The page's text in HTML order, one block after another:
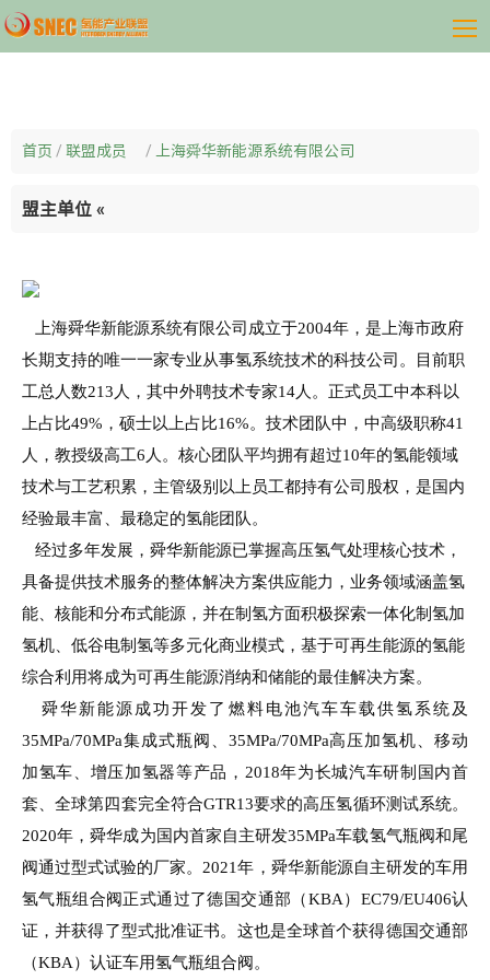
首页 / 联盟成员 / 上海舜华新能源系统有限公司
盟主单位 «
上海舜华新能源系统有限公司成立于2004年，是上海市政府
长期支持的唯一一家专业从事氢系统技术的科技公司。目前职
工总人数213 人，其中外聘技术专家14人。正式员工中本科以
上占比49% ，硕士以上占比16%。技术团队中，中高级职称41
人，教授级高工6 人。核心团队平均拥有超过10年的氢能领域
技术与工艺积累，主管级别以上员工都持有公司股权，是国内
经验最丰富、最稳定的氢能团队。
经过多年发展，舜华新能源已掌握高压氢气处理核心技术，
具备提供技术服务的整体解决方案供应能力，业务领域涵盖氢
能、核能和分布式能源，并在制氢方面积极探索一体化制氢加
氢机、低谷电制氢等多元化商业模式，基于可再生能源的氢能
综合利用将成为可再生能源消纳和储能的最佳解决方案。
舜华新能源成功开发了燃料电池汽车车载供氢系统及
35MPa/70MPa集成式瓶阀、 35MPa/70MPa高压加氢机、移动
加氢车、增压加氢器等产品， 2018年为长城汽车研制国内首
套、全球第四套完全符合GTR13要求的高压氢循环测试系统。
2020年，舜华成为国内首家自主研发35MPa车载氢气瓶阀和尾
阀通过型式试验的厂家。2021年，舜华新能源自主研发的车用
氢气瓶组合阀正式通过了德国交通部（KBA）EC79/EU406认
证，并获得了型式批准证书。这也是全球首个获得德国交通部
（KBA）认证车用氢气瓶组合阀。